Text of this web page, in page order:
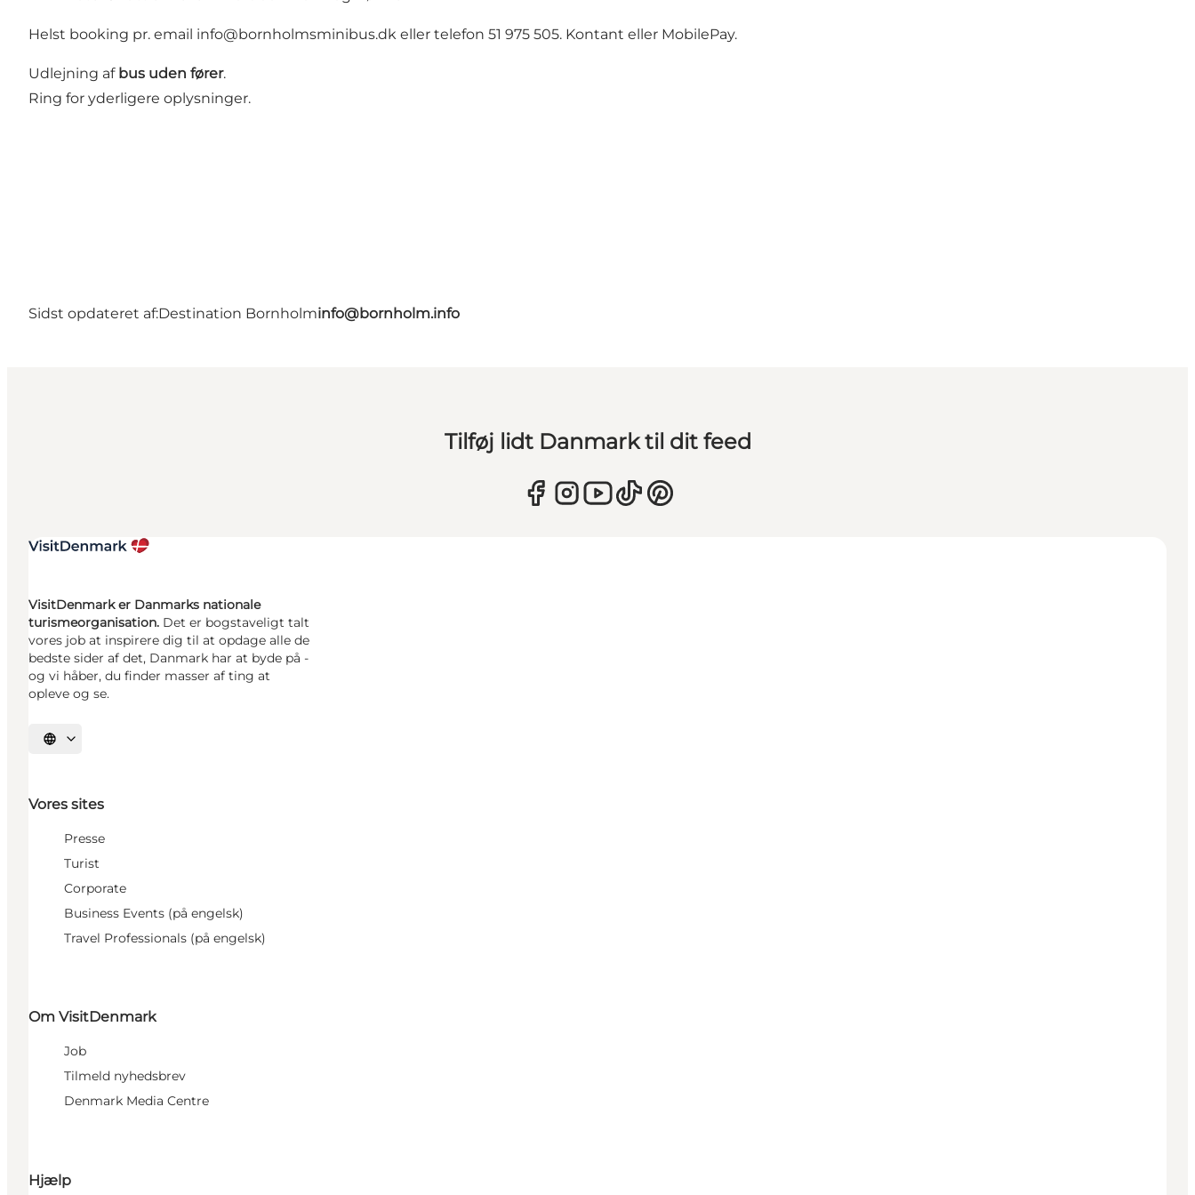
Helst booking pr. email info@bornholmsminibus.dk eller telefon 51 975 505. Kontant eller MobilePay.
Udlejning af bus uden fører.
Ring for yderligere oplysninger.
Sidst opdateret af:Destination Bornholminfo@bornholm.info
Tilføj lidt Danmark til dit feed
VisitDenmark er Danmarks nationale
turismeorganisation. Det er bogstaveligt talt
vores job at inspirere dig til at opdage alle de
bedste sider af det, Danmark har at byde på -
og vi håber, du finder masser af ting at
opleve og se.
Vælg sprog
Vores sites
Presse
Turist
Corporate
Business Events (på engelsk)
Travel Professionals (på engelsk)
Om VisitDenmark
Job
Tilmeld nyhedsbrev
Denmark Media Centre
Hjælp